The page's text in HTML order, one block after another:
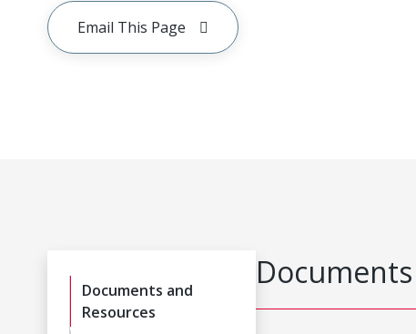
Email This Page
Documents and
Resources